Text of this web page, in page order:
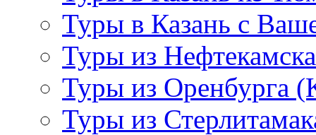
Туры в Казань с
Туры из Нефтекамска
Туры из Оренбурга
Туры из